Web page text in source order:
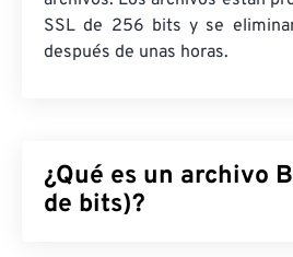
SSL de 256 bits y se
después de unas horas.
¿Qué es un archivo
de bits)?